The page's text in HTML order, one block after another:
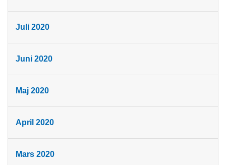
Juli 2020
Juni 2020
Maj 2020
April 2020
Mars 2020